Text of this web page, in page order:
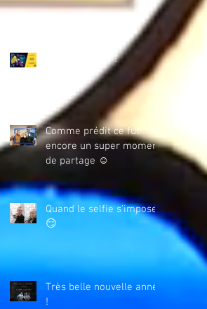
A vos agendas !
Comme prédit ce fut
encore un super moment
de partage ☺️
Quand le selfie s'impose
😏
Très belle nouvelle année
!